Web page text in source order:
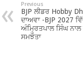
Previous
BJP ਲੀਡਰ Hobby
ਦਾਅਵਾ -BJP 2027
ਅੰਮ੍ਰਿਤਪਾਲ ਸਿੰਘ
ਸਮਝੌਤਾ